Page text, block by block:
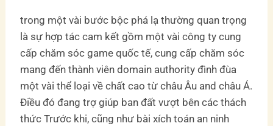
trong một vài bước bộc phá lạ thường quan trọng
là sự hợp tác cam kết gồm một vài công ty cung
cấp chăm sóc game quốc tế, cung cấp chăm sóc
mang đến thành viên domain authority đình đùa
một vài thể loại về chất cao từ châu Âu and châu Á.
Điều đó đang trợ giúp ban đất vượt bên các thách
thức Trước khi, cũng như bài xích toán an ninh